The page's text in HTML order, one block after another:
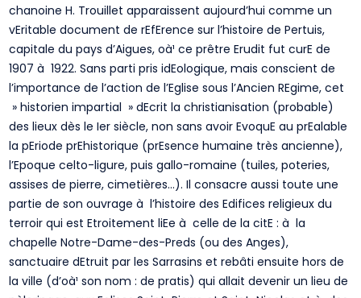
chanoine H. Trouillet apparaissent aujourd’hui comme un
vEritable document de rEfErence sur l’histoire de Pertuis,
capitale du pays d’Aigues, oà¹ ce prêtre Erudit fut curE de
1907 à 1922. Sans parti pris idEologique, mais conscient de
l’importance de l’action de l’Eglise sous l’Ancien REgime, cet
» historien impartial » dEcrit la christianisation (probable)
des lieux dès le Ier siècle, non sans avoir EvoquE au prEalable
la pEriode prEhistorique (prEsence humaine très ancienne),
l’Epoque celto-ligure, puis gallo-romaine (tuiles, poteries,
assises de pierre, cimetières…). Il consacre aussi toute une
partie de son ouvrage à l’histoire des Edifices religieux du
terroir qui est Etroitement liEe à celle de la citE : à la
chapelle Notre-Dame-des-Preds (ou des Anges),
sanctuaire dEtruit par les Sarrasins et rebâti ensuite hors de
la ville (d’oà¹ son nom : de pratis) qui allait devenir un lieu de